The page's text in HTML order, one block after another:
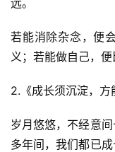
若能消除杂念，便
义；若能做自己，便
2.《成长须沉淀，方
岁月悠悠，不经意
多年间，我们都已